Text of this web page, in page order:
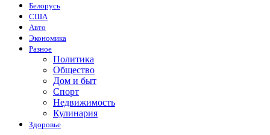
Белорусь
США
Авто
Экономика
Разное
Политика
Общество
Дом и быт
Спорт
Недвижимость
Кулинария
Здоровье